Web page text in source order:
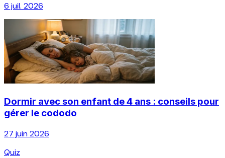
6 juil. 2026
Dormir avec son enfant de 4 ans : conseils pour
gérer le cododo
27 juin 2026
Quiz